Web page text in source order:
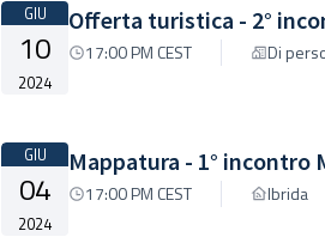
GIU
10
2024
Offerta turistica - 2°
17:00 PM CEST Di
GIU
04
2024
Mappatura - 1° incontro
17:00 PM CEST Ibrida